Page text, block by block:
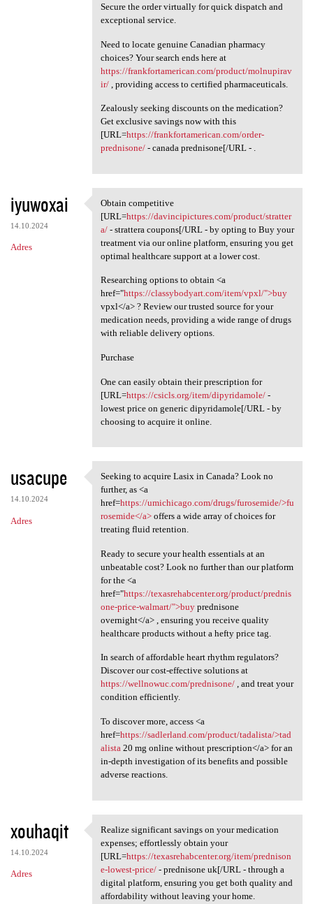
Secure the order virtually for quick dispatch and
exceptional service.
Need to locate genuine Canadian pharmacy
choices? Your search ends here at
https://frankfortamerican.com/product/molnupirav
ir/, providing access to certified pharmaceuticals.
Zealously seeking discounts on the medication?
Get exclusive savings now with this
[URL=https://frankfortamerican.com/order-
prednisone/- canada prednisone[/URL - .
iyuwoxai
14.10.2024
Adres
Obtain competitive [URL=https
Obtain competitive
[URL=https://davincipictures.com/product/stratter
a/- strattera coupons[/URL - by opting to Buy your
treatment via our online platform, ensuring you get
optimal healthcare support at a lower cost.
Researching options to obtain <a
href="https://classybodyart.com/item/vpxl/">buy
vpxl</a> ? Review our trusted source for your
medication needs, providing a wide range of drugs
with reliable delivery options.
Purchase
One can easily obtain their prescription for
[URL=https://csicls.org/item/dipyridamole/-
lowest price on generic dipyridamole[/URL - by
choosing to acquire it online.
usacupe
14.10.2024
Adres
Seeking to acquire Lasix in
Seeking to acquire Lasix in Canada? Look no
further, as <a
href=https://umichicago.com/drugs/furosemide/>fu
rosemide</a>offers a wide array of choices for
treating fluid retention.
Ready to secure your health essentials at an
unbeatable cost? Look no further than our platform
for the <a
href="https://texasrehabcenter.org/product/prednis
one-price-walmart/">buyprednisone
overnight</a> , ensuring you receive quality
healthcare products without a hefty price tag.
In search of affordable heart rhythm regulators?
Discover our cost-effective solutions at
https://wellnowuc.com/prednisone/, and treat your
condition efficiently.
To discover more, access <a
href=https://sadlerland.com/product/tadalista/>tad
alista20 mg online without prescription</a> for an
in-depth investigation of its benefits and possible
adverse reactions.
xouhaqit
14.10.2024
Adres
Realize significant savings
Realize significant savings on your medication
expenses; effortlessly obtain your
[URL=https://texasrehabcenter.org/item/prednison
e-lowest-price/- prednisone uk[/URL - through a
digital platform, ensuring you get both quality and
affordability without leaving your home.